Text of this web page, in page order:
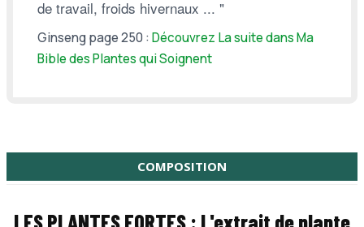
de travail, froids hivernaux ... "
Ginseng page 250 : Découvrez La suite dans Ma
Bible des Plantes qui Soignent
COMPOSITION
LES PLANTES FORTES : L'extrait de plante